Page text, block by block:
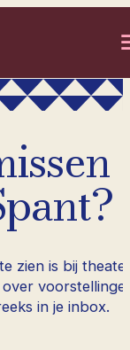
zien is bij
in je inbox.